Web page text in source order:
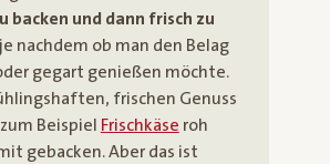
backen und dann frisch zu
nachdem ob man den Belag
gegart genießen möchte.
frischen Genuss
Beispiel Frischkäse roh
gebacken. Aber das ist